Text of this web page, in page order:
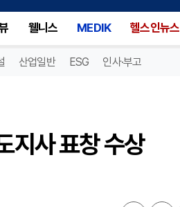
웰니스 MEDIK 헬스인뉴스
산업일반 ESG 인사·부고
지사 표창 수상